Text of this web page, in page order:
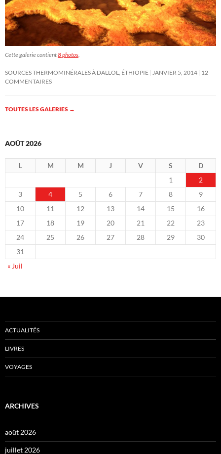
Cette galerie contient8 photos
SOURCES THERMOMINÉRALES À DALLOL, ÉTHIOPIE JANVIER 5, 2014 12
COMMENTAIRES
TOUTES LES GALERIES →
AOÛT 2026
L M M J V S
D
1
2
3
4 5 6 7 8
9
10
11 12 13 14 15
16
17
18 19 20 21 22
23
24
25 26 27 28 29
30
31
« Juil
ACTUALITÉS
LIVRES
VOYAGES
ARCHIVES
août 2026
juillet 2026